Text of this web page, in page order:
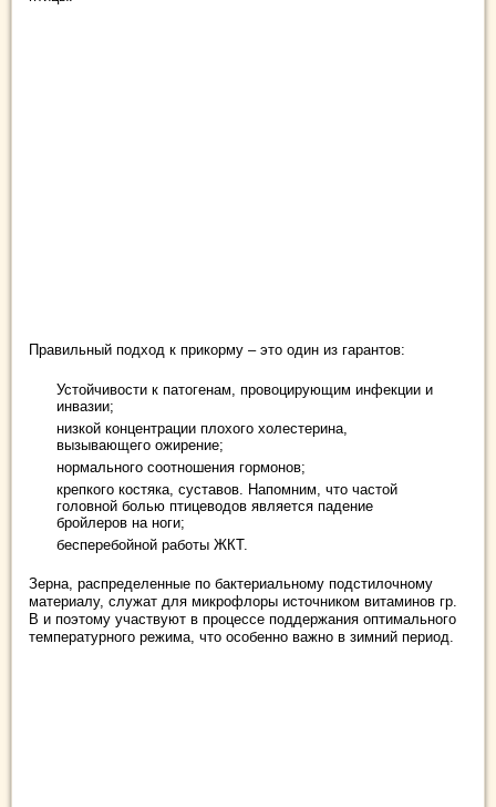
Правильный подход к прикорму – это один из гарантов:
Устойчивости к патогенам, провоцирующим инфекции и
инвазии;
низкой концентрации плохого холестерина,
вызывающего ожирение;
нормального соотношения гормонов;
крепкого костяка, суставов. Напомним, что частой
головной болью птицеводов является падение
бройлеров на ноги;
бесперебойной работы ЖКТ.
Зерна, распределенные по бактериальному подстилочному
материалу, служат для микрофлоры источником витаминов гр.
В и поэтому участвуют в процессе поддержания оптимального
температурного режима, что особенно важно в зимний период.